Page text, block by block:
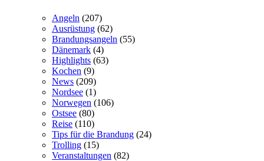
Angeln (207)
Ausrüstung (62)
Brandungsangeln (55)
Dänemark (4)
Highlights (63)
Kochen (9)
News (209)
Nordsee (1)
Norwegen (106)
Ostsee (80)
Reise (110)
Tips für die Brandung (24)
Trolling (15)
Veranstaltungen (82)